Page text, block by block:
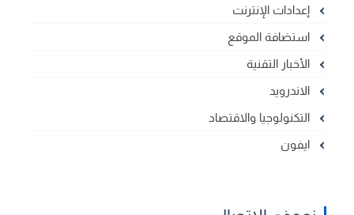
إعدادات الإنترنت
استضافة الموقع
الأخبار التقنية
الاندرويد
التكنولوجيا والاقتصاد
ايفون